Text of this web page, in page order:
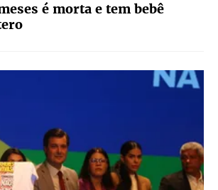
é morta e tem bebê